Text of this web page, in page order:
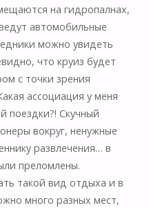
на гидропалнах,
автомобильные
можно увидеть
что круиз будет
с точки зрения
ассоциация у меня
поездки?! Скучный
вокруг, ненужные
развлечения… в
преломлены.
такой вид отдыха и в
много разных мест,